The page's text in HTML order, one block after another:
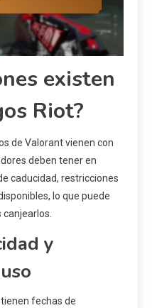
existen
Riot?
de Valorant vienen con
deben tener en
caducidad, restricciones
lo que puede
y
fechas de